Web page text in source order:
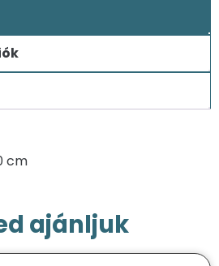
cm
ajánljuk